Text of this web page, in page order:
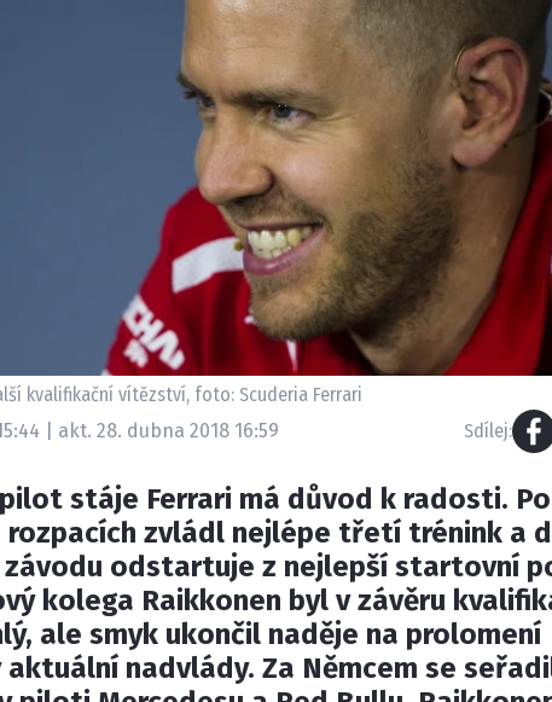
kvalifikační vítězství, foto: Scuderia Ferrari
| akt. 28. dubna 2018 16:59 Sdílej:
stáje Ferrari má důvod k radosti. Po
rozpacích zvládl nejlépe třetí trénink a
odstartuje z nejlepší startovní
kolega Raikkonen byl v závěru
ale smyk ukončil naděje na prolomení
nadvlády. Za Němcem se